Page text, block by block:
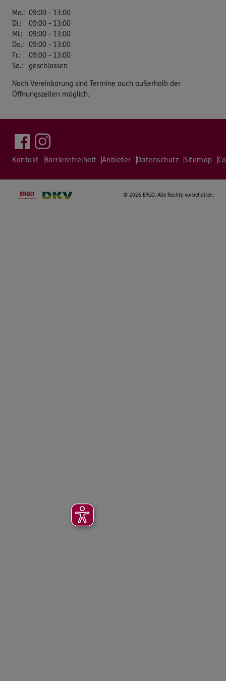
Mo.: 09:00 - 13:00
Di.:
09:00 - 13:00
Mi.:
09:00 - 13:00
Do.: 09:00 - 13:00
Fr.:
09:00 - 13:00
Sa.: geschlossen
Nach Vereinbarung sind Termine auch außerhalb der
Öffnungszeiten möglich.
Kontakt Barrierefreiheit Anbieter Datenschutz Sitemap
© 2026 ERGO. Alle Rechte vorbehalten.